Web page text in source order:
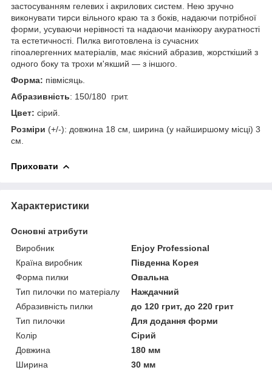
застосуванням гелевих і акрилових систем. Нею зручно
виконувати тирси вільного краю та з боків, надаючи потрібної
форми, усуваючи нерівності та надаючи манікюру акуратності
та естетичності. Пилка виготовлена із сучасних
гіпоалергенних матеріалів, має якісний абразив, жорсткіший з
одного боку та трохи м'якший — з іншого.
Форма: півмісяць.
Абразивність: 150/180 грит.
Цвет: сірий.
Розміри (+/-): довжина 18 см, ширина (у найширшому місці) 3
см.
Приховати
Характеристики
Основні атрибути
Виробник
Enjoy Professional
Країна виробник
Південна Корея
Форма пилки
Овальна
Тип пилочки по матеріалу
Наждачний
Абразивність пилки
до 120 грит, до 220 грит
Тип пилочки
Для додання форми
Колір
Сірий
Довжина
180 мм
Ширина
30 мм